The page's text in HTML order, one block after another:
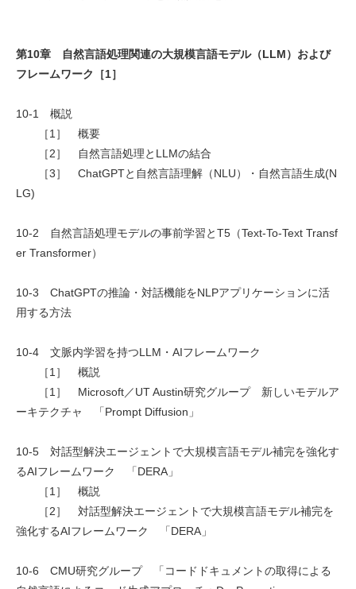
第10章 自然言語処理関連の大規模言語モデル（LLM）および
フレームワーク［1］
10-1 概説
［1］ 概要
［2］ 自然言語処理とLLMの結合
［3］ ChatGPTと自然言語理解（NLU）・自然言語生成(N
LG)
10-2 自然言語処理モデルの事前学習とT5（Text-To-Text Transf
er Transformer）
10-3 ChatGPTの推論・対話機能をNLPアプリケーションに活
用する方法
10-4 文脈内学習を持つLLM・AIフレームワーク
［1］ 概説
［1］ Microsoft／UT Austin研究グループ 新しいモデルア
ーキテクチャ 「Prompt Diffusion」
10-5 対話型解決エージェントで大規模言語モデル補完を強化す
るAIフレームワーク 「DERA」
［1］ 概説
［2］ 対話型解決エージェントで大規模言語モデル補完を
強化するAIフレームワーク 「DERA」
10-6 CMU研究グループ 「コードドキュメントの取得による